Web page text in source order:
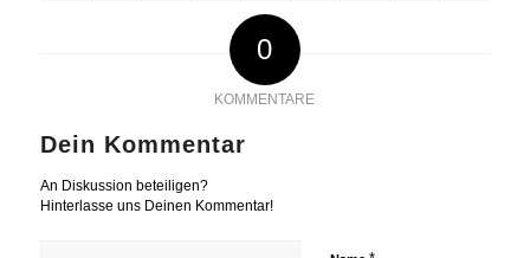
0
KOMMENTARE
Dein Kommentar
An Diskussion beteiligen?
Hinterlasse uns Deinen Kommentar!